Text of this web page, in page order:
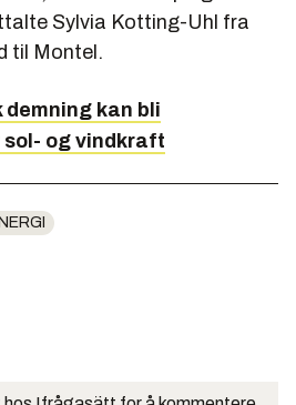
Sylvia Kotting-Uhl fra
til Montel.
demning kan bli
og vindkraft